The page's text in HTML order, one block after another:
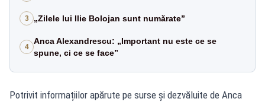
3 „Zilele lui Ilie Bolojan sunt numărate”
4
Anca Alexandrescu: „Important nu este ce se
spune, ci ce se face”
Potrivit informațiilor apărute pe surse și dezvăluite de Anca